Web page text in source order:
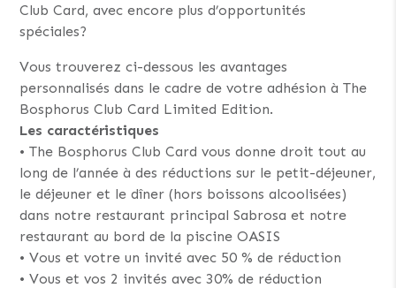
Club Card, avec encore plus d’opportunités
spéciales?
Vous trouverez ci-dessous les avantages
personnalisés dans le cadre de votre adhésion à The
Bosphorus Club Card Limited Edition.
Les caractéristiques
• The Bosphorus Club Card vous donne droit tout au
long de l’année à des réductions sur le petit-déjeuner,
le déjeuner et le dîner (hors boissons alcoolisées)
dans notre restaurant principal Sabrosa et notre
restaurant au bord de la piscine OASIS
• Vous et votre un invité avec 50 % de réduction
• Vous et vos 2 invités avec 30% de réduction